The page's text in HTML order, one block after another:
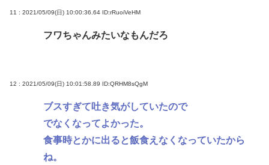
11 : 2021/05/09(日) 10:00:36.64 ID:rRuoiVeHM
フワちゃんみたいなもんだろ
12 : 2021/05/09(日) 10:01:58.89 ID:QRHM8sQgM
ブスすぎて吐き気がしていたので
でなくなってよかった。
食事時とかに出ると飯食えなくなっていたから
ね。